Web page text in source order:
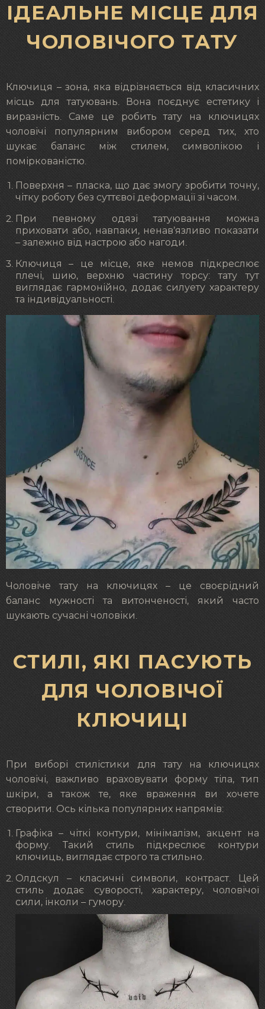
ІДЕАЛЬНЕ МІСЦЕ ДЛЯ
ЧОЛОВІЧОГО ТАТУ
Ключиця – зона, яка відрізняється від класичних
місць для татуювань. Вона поєднує естетику і
виразність. Саме це робить тату на ключицях
чоловічі популярним вибором серед тих, хто
шукає баланс між стилем, символікою і
поміркованістю.
Поверхня – пласка, що дає змогу зробити точну,
чітку роботу без суттєвої деформації зі часом.
При певному одязі татуювання можна
приховати або, навпаки, ненав’язливо показати
– залежно від настрою або нагоди.
Ключиця – це місце, яке немов підкреслює
плечі, шию, верхню частину торсу: тату тут
виглядає гармонійно, додає силуету характеру
та індивідуальності.
Чоловіче тату на ключицях – це своєрідний
баланс мужності та витонченості, який часто
шукають сучасні чоловіки.
СТИЛІ, ЯКІ ПАСУЮТЬ
ДЛЯ ЧОЛОВІЧОЇ
КЛЮЧИЦІ
При виборі стилістики для тату на ключицях
чоловічі, важливо враховувати форму тіла, тип
шкіри, а також те, яке враження ви хочете
створити. Ось кілька популярних напрямів:
Графіка – чіткі контури, мінімалізм, акцент на
форму. Такий стиль підкреслює контури
ключиць, виглядає строго та стильно.
Олдскул – класичні символи, контраст. Цей
стиль додає суворості, характеру, чоловічої
сили, інколи – гумору.